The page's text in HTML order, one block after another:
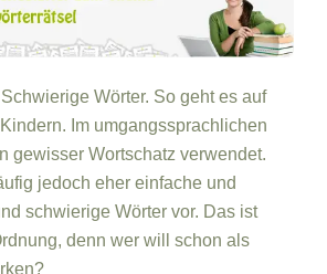
Wörter. So geht es auf
Im umgangssprachlichen
gewisser Wortschatz verwendet.
jedoch eher einfache und
schwierige Wörter vor. Das ist
denn wer will schon als